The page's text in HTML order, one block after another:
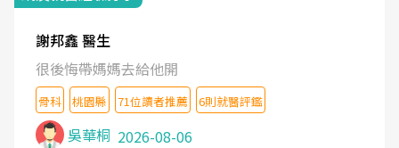
謝邦鑫 醫生
很後悔帶媽媽去給他開
骨科 桃園縣 71位讀者推薦 6則就醫評鑑
吳華桐 2026-08-06